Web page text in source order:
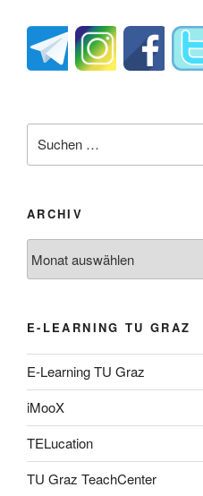
nach:
ARCHIV
E-LEARNING TU GRAZ
E-Learning TU Graz
iMooX
TELucation
TU Graz TeachCenter